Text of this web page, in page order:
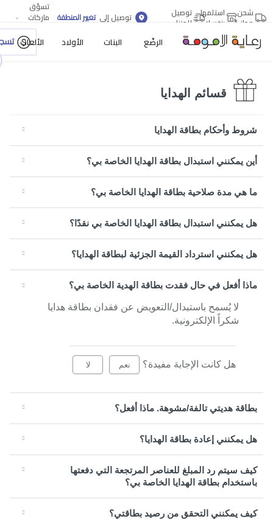
شحن
مجاني
استلمها
بنفسك
توصيل
للمنزل توصيل إلى تغيير المنطقة
تسوّق
ماركات
الرضّع البنات الأولاد الألعاب
قسائم الهدايا
شروط وأحكام بطاقة الهدايا
أين يمكنني استبدال بطاقة الهدايا الخاصة بي؟
ما هي مدة صلاحية بطاقة الهدايا الخاصة بي؟
هل يمكنني استبدال بطاقة الهدايا الخاصة بي نقدًا؟
هل يمكنني استرداد القيمة الجزئية لبطاقة الهدايا؟
ماذا أفعل في حال فقدت بطاقة الهدية الخاصة بي؟
لا يُسمح باستبدال/التعويض عن فقدان بطاقة هدايا
شكراً الإلكترونية.
هل كانت الإجابة مفيدة؟ نعم لا
بطاقة هديتي تالفة/مشوهة. ماذا أفعل؟
هل يمكنني إعادة بطاقة الهدايا؟
كيف سيتم رد المبلغ للعناصر المرتجعة التي دفعتها
باستخدام بطاقة الهدايا الخاصة بي؟
كيف يمكنني التحقق من رصيد بطاقتي؟